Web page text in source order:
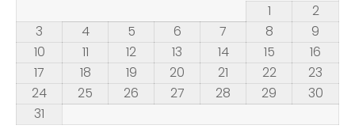
1
2
3
4 5 6 7 8
9
10
11 12 13 14 15
16
17
18 19 20 21 22
23
24
25 26 27 28 29
30
31